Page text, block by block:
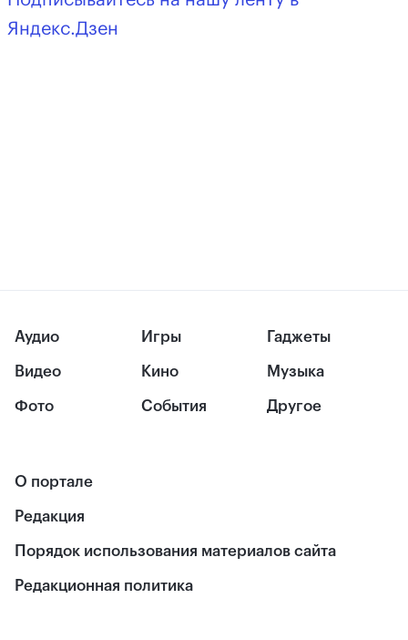
Яндекс.Дзен
Аудио
Видео
Фото
Игры
Кино
События
Гаджеты
Музыка
Другое
О портале
Редакция
Порядок использования материалов сайта
Редакционная политика